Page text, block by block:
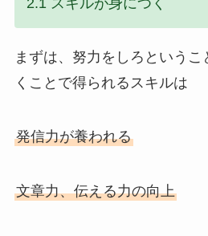
まずは、努力をしろという
くことで得られるスキルは
発信力が養われる
文章力、伝える力の向上